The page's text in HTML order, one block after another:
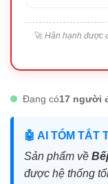
🚀 Hân hạnh được
Đang có17 người
🤖 AI TÓM TẮT
Sản phẩm về
được hệ thống